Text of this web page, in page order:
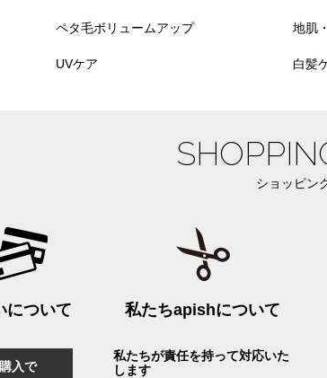
ペタ毛ボリュームアップ 地肌
UVケア 白髪
ショッピン
について
入で
私たちapishについて
私たちが責任を持って対応いた
します